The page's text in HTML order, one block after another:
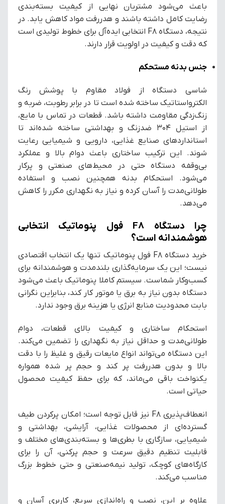
باعث می‌شود مشتریان نهایی از کیفیت بسته‌بندی
رضایت کامل داشته باشند و هدررفت مواد کاهش یابد. در
نتیجه، دستگاه F8 انتخابی ایده‌آل برای خطوط تولیدی است
که دقت و کیفیت در اولویت قرار دارند.
جنس بدنه مستحکم
شاسی دستگاه از فولاد مقاوم با پوشش رنگ
الکترواستاتیک ساخته شده است تا در برابر رطوبت، ضربه و
زنگ‌زدگی مقاومت داشته باشد. قطعات در تماس با مایع،
از استیل 304 ضدزنگ و بهداشتی ساخته شده‌اند تا
استانداردهای صنایع غذایی، دارویی و شیمیایی رعایت
شوند. این ترکیب ساختاری باعث دوام بالا و عملکرد
بی‌وقفه دستگاه حتی در محیط‌های صنعتی و پرکار
می‌شود. استحکام بدنه همچنین نصب و استفاده
طولانی‌مدت را آسان کرده و نیاز به نگهداری مکرر را کاهش
می‌دهد.
چرا دستگاه F8 فول پنوماتیک انتخابی
هوشمندانه است؟
خرید دستگاه F8 فول پنوماتیک تنها یک انتخاب اقتصادی
نیست؛ این یک سرمایه‌گذاری بلندمدت و هوشمندانه برای
کسب‌وکار شماست. سیستم کاملا پنوماتیک باعث می‌شود
دستگاه بدون نیاز به برق یا موتور کار کند، بنابراین نگرانی
بابت محدودیت منابع انرژی یا هزینه برق وجود ندارد.
استحکام ساختاری و کیفیت بالای قطعات، دوام
طولانی‌مدت و حداقل نیاز به نگهداری را تضمین می‌کند.
این دستگاه می‌تواند انواع مایعات رقیق و غلیظ را با دقت
بالا و بدون هدررفت پر کند و حجم پر شده همواره
یکنواخت باقی می‌ماند، که برای حفظ کیفیت محصول
حیاتی است.
انعطاف‌پذیری F8 نیز قابل توجه است؛ امکان پرکردن طیف
گسترده‌ای از محصولات غذایی، آرایشی، بهداشتی و
شیمیایی، سازگاری با بطری‌ها و بسته‌بندی‌های مختلف و
قابلیت تنظیم دقیق سرعت و حجم پرکنی، آن را برای
کارگاه‌های کوچک، تولید نیمه‌صنعتی و حتی خطوط بزرگ
مناسب می‌کند.
علاوه بر این، نصب و راه‌اندازی سریع، کاربری آسان و